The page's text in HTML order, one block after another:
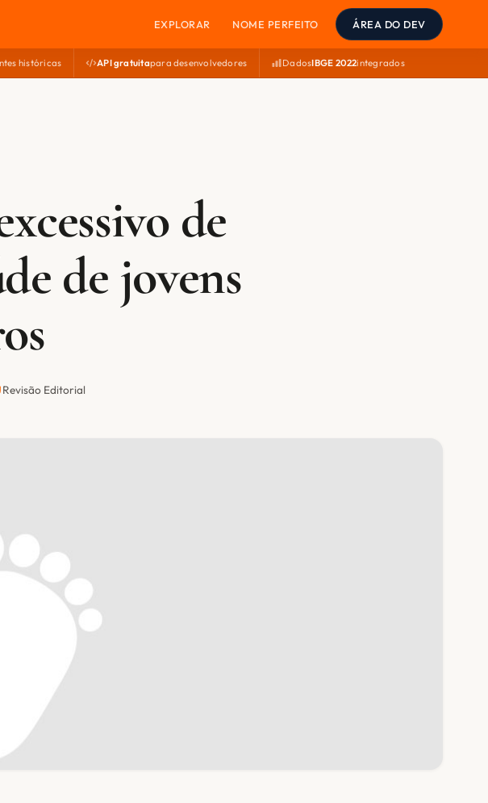
EXPLORAR NOME PERFEITO ÁREA DO DEV
históricas API gratuitapara desenvolvedores DadosIBGE 2022integrados
de
de jovens
Revisão Editorial